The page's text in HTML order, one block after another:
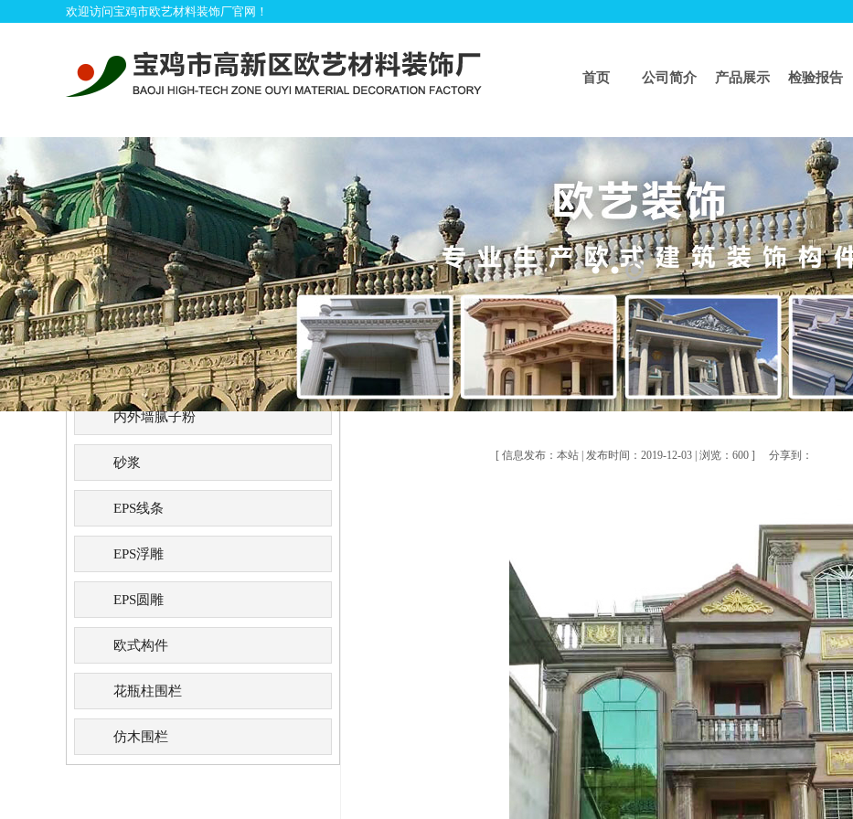
欢迎访问宝鸡市欧艺材料装饰厂官网！
首页 公司简介 产品展示 检验报告
产品展示
内外墙腻子粉
砂浆
EPS线条
EPS浮雕
EPS圆雕
欧式构件
花瓶柱围栏
仿木围栏
首页>>工程业绩
工程案例
[ 信息发布：本站 | 发布时间：2019-12-03 | 浏览：600 ] 分享到：